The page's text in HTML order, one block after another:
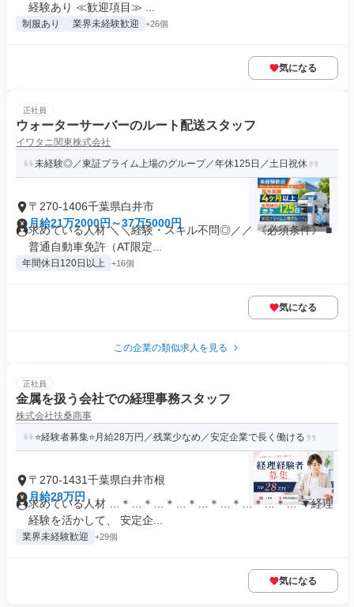
経験あり ≪歓迎項目≫ ...
制服あり 業界未経験歓迎 +26個
気になる
正社員
ウォーターサーバーのルート配送スタッフ
イワタニ関東株式会社
未経験◎／東証プライム上場のグループ／年休125日／土日祝休
〒270-1406千葉県白井市
月給21万2000円～37万5000円
求めている人材 ＼＼経験・スキル不問◎／／ 《必須条件》 ■
普通自動車免許（AT限定...
年間休日120日以上 +16個
気になる
この企業の類似求人を見る
正社員
金属を扱う会社での経理事務スタッフ
株式会社扶桑商事
⭐経験者募集⭐月給28万円／残業少なめ／安定企業で長く働ける
〒270-1431千葉県白井市根
月給28万円
求めている人材 …＊…＊…＊…＊…＊…＊…＊…＊… ▼経理
経験を活かして、 安定企...
業界未経験歓迎 +29個
気になる